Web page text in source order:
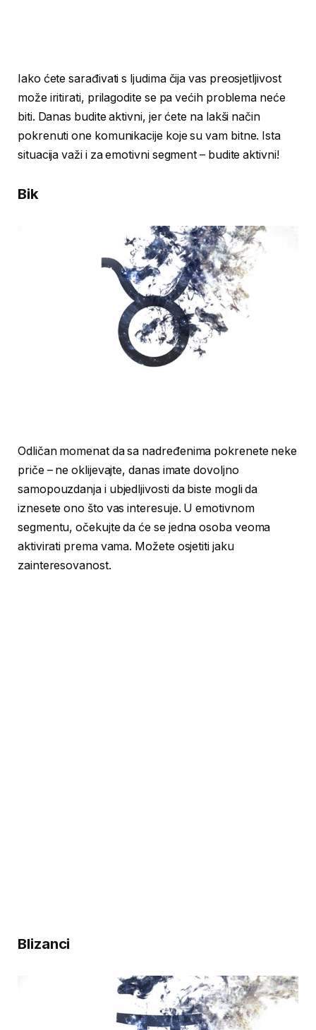
Iako ćete sarađivati s ljudima čija vas preosjetljivost
može iritirati, prilagodite se pa većih problema neće
biti. Danas budite aktivni, jer ćete na lakši način
pokrenuti one komunikacije koje su vam bitne. Ista
situacija važi i za emotivni segment – budite aktivni!
Bik
Odličan momenat da sa nadređenima pokrenete neke
priče – ne oklijevajte, danas imate dovoljno
samopouzdanja i ubjedljivosti da biste mogli da
iznesete ono što vas interesuje. U emotivnom
segmentu, očekujte da će se jedna osoba veoma
aktivirati prema vama. Možete osjetiti jaku
zainteresovanost.
Blizanci